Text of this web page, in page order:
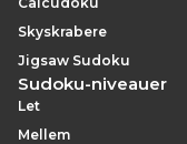
Skyskrabere
Jigsaw Sudoku
Sudoku-niveauer
Let
Mellem